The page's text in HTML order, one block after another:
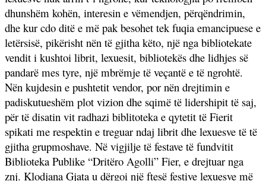
dhunshëm kohën, interesin e vëmendjen, përqëndrimin,
dhe kur cdo ditë e më pak besohet tek fuqia emancipuese e
letërsisë, pikërisht nën të gjitha këto, një nga bibliotekate
vendit i kushtoi librit, lexuesit, bibliotekës dhe lidhjes së
pandarë mes tyre, një mbrëmje të veçantë e të ngrohtë.
Nën kujdesin e pushtetit vendor, por nën drejtimin e
padiskutueshëm plot vizion dhe sqimë të lidershipit të saj,
për të disatin vit radhazi biblitoteka e qytetit të Fierit
spikati me respektin e treguar ndaj librit dhe lexuesve të të
gjitha grupmoshave. Në vigjilje të festave të fundvitit
Biblioteka Publike “Dritëro Agolli” Fier, e drejtuar nga
znj. Klodjana Gjata u dërgoi një ftesë festive lexuesve më